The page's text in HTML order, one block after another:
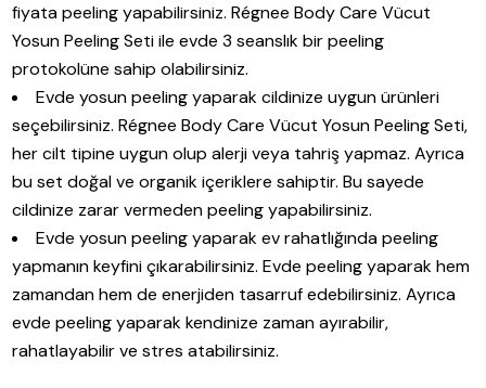
fiyata peeling yapabilirsiniz. Régnee Body Care Vücut
Yosun Peeling Seti ile evde 3 seanslık bir peeling
protokolüne sahip olabilirsiniz.
Evde yosun peeling yaparak cildinize uygun ürünleri
seçebilirsiniz. Régnee Body Care Vücut Yosun Peeling Seti,
her cilt tipine uygun olup alerji veya tahriş yapmaz. Ayrıca
bu set doğal ve organik içeriklere sahiptir. Bu sayede
cildinize zarar vermeden peeling yapabilirsiniz.
Evde yosun peeling yaparak ev rahatlığında peeling
yapmanın keyfini çıkarabilirsiniz. Evde peeling yaparak hem
zamandan hem de enerjiden tasarruf edebilirsiniz. Ayrıca
evde peeling yaparak kendinize zaman ayırabilir,
rahatlayabilir ve stres atabilirsiniz.